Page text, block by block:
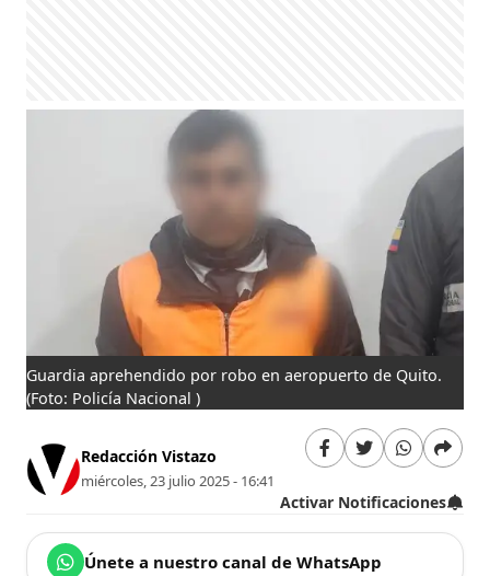
Guardia aprehendido por robo en aeropuerto de Quito.
(Foto: Policía Nacional )
Redacción Vistazo
miércoles, 23 julio 2025 - 16:41
Activar Notificaciones
Únete a nuestro canal de WhatsApp